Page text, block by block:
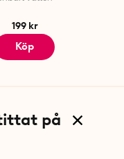
199 kr
Köp
på